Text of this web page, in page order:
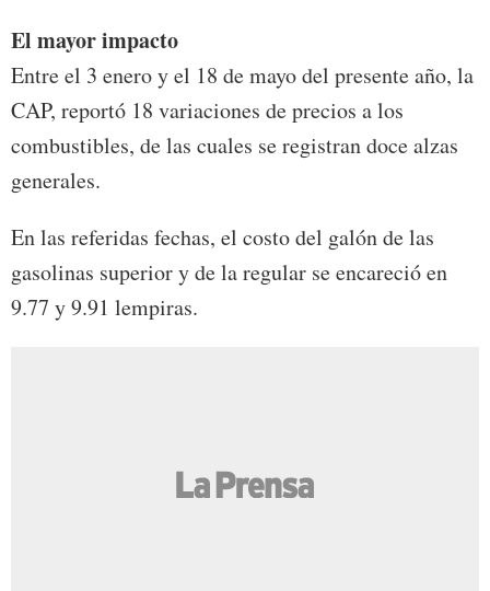
El mayor impacto
Entre el 3 enero y el 18 de mayo del presente año, la
CAP, reportó 18 variaciones de precios a los
combustibles, de las cuales se registran doce alzas
generales.
En las referidas fechas, el costo del galón de las
gasolinas superior y de la regular se encareció en
9.77 y 9.91 lempiras.